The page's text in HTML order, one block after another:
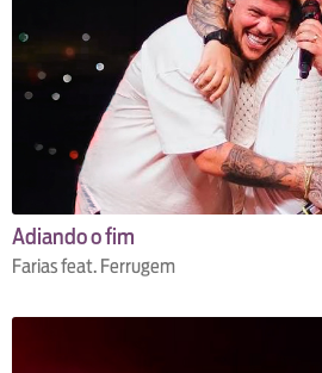
Adiando o fim
Farias feat. Ferrugem